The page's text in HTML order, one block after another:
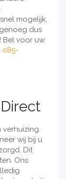
mogelijk,
dus
Bel voor uw
085-
verhuizing.
wij bij u
Dit
Ons